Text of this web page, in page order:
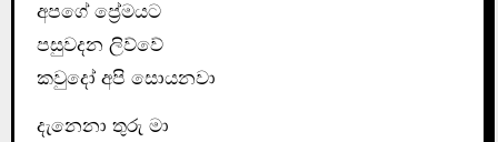
අපගේ ප්‍රේමයට
පසුවදන ලිව්වේ
කවුදෝ අපි සොයනවා
දැනෙනා තුරු මා